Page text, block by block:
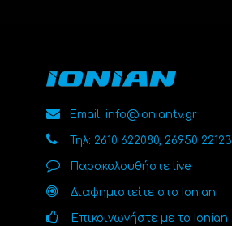
Email: info@ioniantv.gr
Τηλ: 2610 622080, 26950 22123
Παρακολουθήστε live
Διαφημιστείτε στο Ionian
Επικοινωνήστε με το Ionian